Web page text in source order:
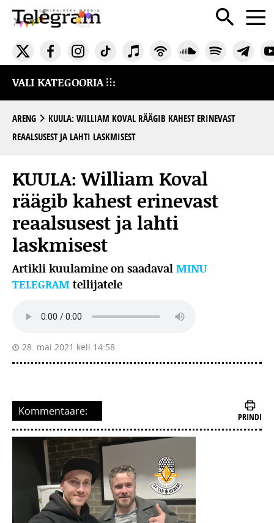
VALI KATEGOORIA
ARENG
KUULA: WILLIAM KOVAL RÄÄGIB KAHEST ERINEVAST
REAALSUSEST JA LAHTI LASKMISEST
KUULA: William Koval
räägib kahest erinevast
reaalsusest ja lahti
laskmisest
Artikli kuulamine on saadaval MINU
TELEGRAM tellijatele
28. mai 2021 kell 14:58
Kommentaare: PRINDI